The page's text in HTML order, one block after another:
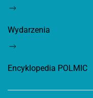
Wydarzenia
Encyklopedia POLMIC